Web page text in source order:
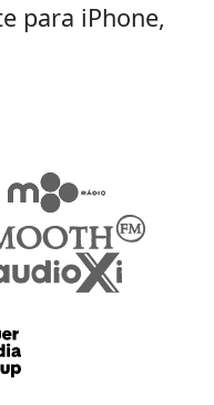
para iPhone,